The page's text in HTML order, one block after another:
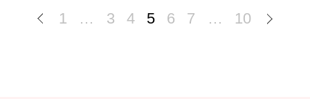
1 … 3 4 5 6 7 … 10